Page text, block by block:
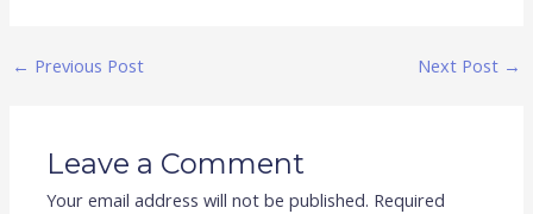
← Previous Post Next Post →
Leave a Comment
Your email address will not be published. Required